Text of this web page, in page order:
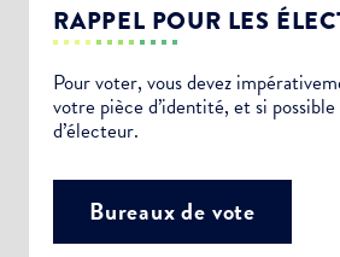
RAPPEL POUR LES
Pour voter, vous devez
votre pièce d’identité, et si
d’électeur.
Bureaux de vote